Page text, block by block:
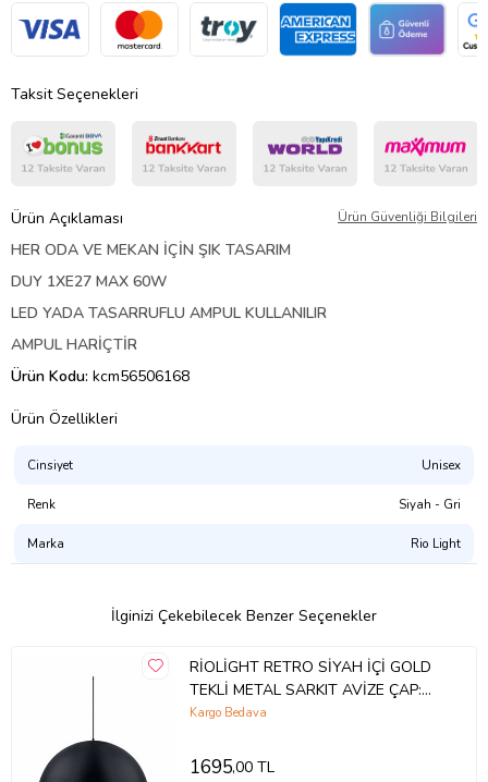
Taksit Seçenekleri
Ürün Açıklaması Ürün Güvenliği Bilgileri
HER ODA VE MEKAN İÇİN ŞIK TASARIM
DUY 1XE27 MAX 60W
LED YADA TASARRUFLU AMPUL KULLANILIR
AMPUL HARİÇTİR
Ürün Kodu: kcm56506168
Ürün Özellikleri
Cinsiyet Unisex
Renk Siyah - Gri
Marka Rio Light
İlginizi Çekebilecek Benzer Seçenekler
RİOLİGHT RETRO SİYAH İÇİ GOLD
TEKLİ METAL SARKIT AVİZE ÇAP:
30CM
Kargo Bedava
1695,00 TL